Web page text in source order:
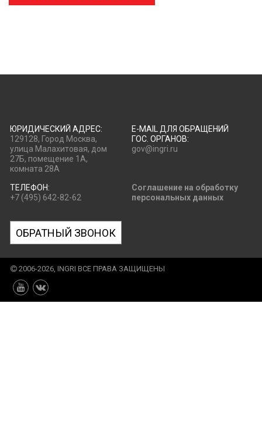
ЮРИДИЧЕСКИЙ АДРЕС:
129128, Город Москва,
улица Малахитовая, дом
27Б, помещение 1А,
комната 28А
E-MAIL ДЛЯ ОБРАЩЕНИЙ
ГОС. ОРГАНОВ:
gov@ingri.ru
ТЕЛЕФОН:
+7 (495) 642-82-62
Соглашение на обработку
персональных данных
ОБРАТНЫЙ ЗВОНОК
2006-2026, INGRI ВСЕ ПРАВА ЗАЩИЩЕНЫ